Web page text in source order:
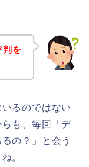
判を
るのではない
も、毎回「デ
の？」と会う
。